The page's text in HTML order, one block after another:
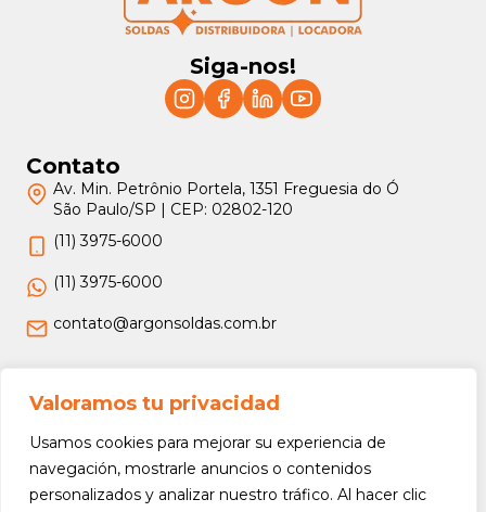
Valoramos tu privacidad
Usamos cookies para mejorar su experiencia de
navegación, mostrarle anuncios o contenidos
personalizados y analizar nuestro tráfico. Al hacer clic
Siga-nos!
Contato
Av. Min. Petrônio Portela, 1351 Freguesia do Ó
São Paulo/SP | CEP: 02802-120
(11) 3975-6000
(11) 3975-6000
contato@argonsoldas.com.br
Jurídico
Termos e Condições
Política de Privacidade
Política de Devolução e Reembolso